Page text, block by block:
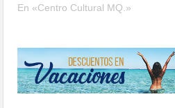
En «Centro Cultural MQ.»